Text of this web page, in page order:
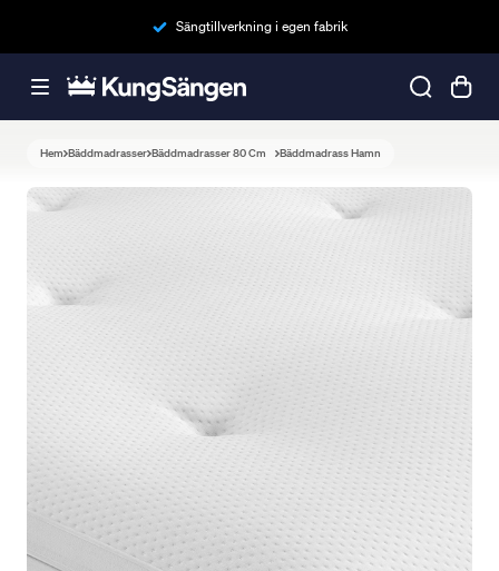
Sängtillverkning i egen fabrik
Hem Bäddmadrasser Bäddmadrasser 80 Cm Bäddmadrass Hamn